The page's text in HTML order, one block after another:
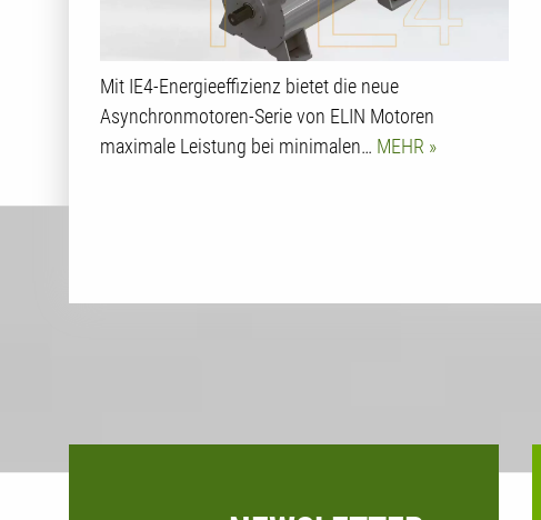
Mit IE4-Energieeffizienz bietet die neue
Asynchronmotoren-Serie von ELIN Motoren
maximale Leistung bei minimalen… MEHR